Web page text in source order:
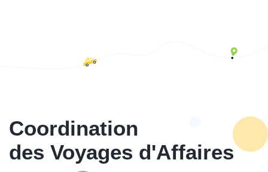
Coordination
des Voyages d'Affaires